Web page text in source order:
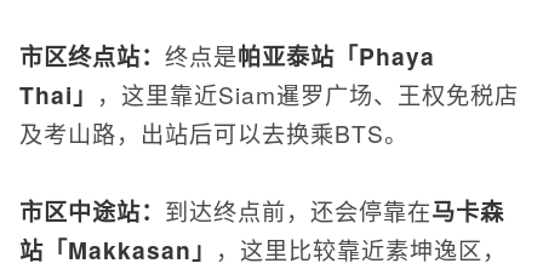
市区终点站： 终点是帕亚泰站「Phaya
Thai」 ，这里靠近Siam暹罗广场、王权免税店
及考山路，出站后可以去换乘BTS。
市区中途站： 到达终点前，还会停靠在马卡森
站「Makkasan」 ，这里比较靠近素坤逸区，